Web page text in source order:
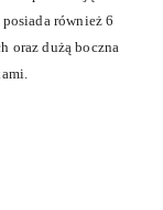
również 6
oraz dużą boczna